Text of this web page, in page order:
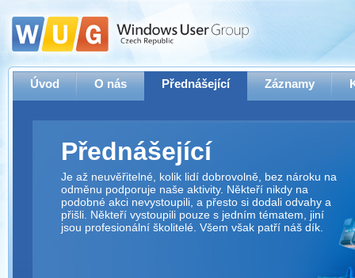
Úvod O nás Přednášející Záznamy
Přednášející
Je až neuvěřitelné, kolik lidí dobrovolně, bez nároku na
odměnu podporuje naše aktivity. Někteří nikdy na
podobné akci nevystoupili, a přesto si dodali odvahy a
přišli. Někteří vystoupili pouze s jedním tématem, jiní
jsou profesionální školitelé. Všem však patří náš dík.